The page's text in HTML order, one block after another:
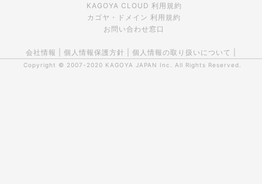
KAGOYA CLOUD 利用規約
カゴヤ・ドメイン 利用規約
お問い合わせ窓口
会社情報 個人情報保護方針 個人情報の取り扱いについて
Copyright © 2007-2020 KAGOYA JAPAN Inc. All Rights Reserved.